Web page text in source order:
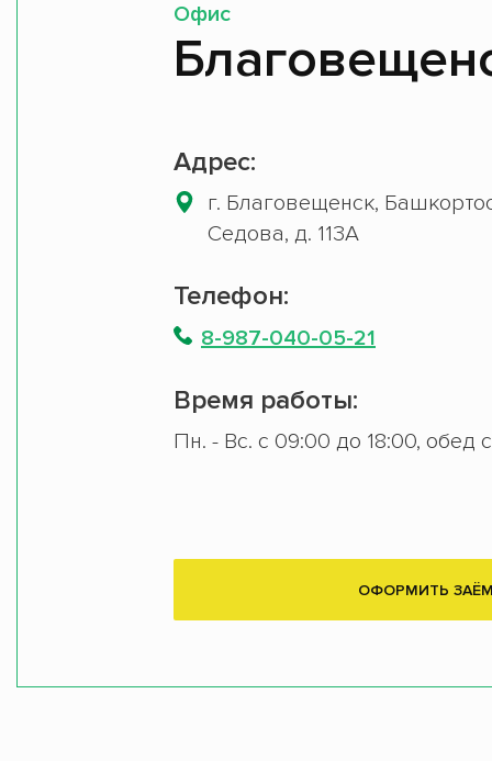
Офис
Адрес:
г. Благовещенск,
Седова, д. 113А
Телефон:
8-987-040-05-21
Время работы:
Пн. - Вс. с 09:00 до 18:00, обед
ОФОРМИТЬ